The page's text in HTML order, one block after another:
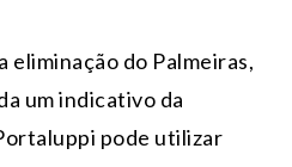
eliminação do Palmeiras,
um indicativo da
pode utilizar